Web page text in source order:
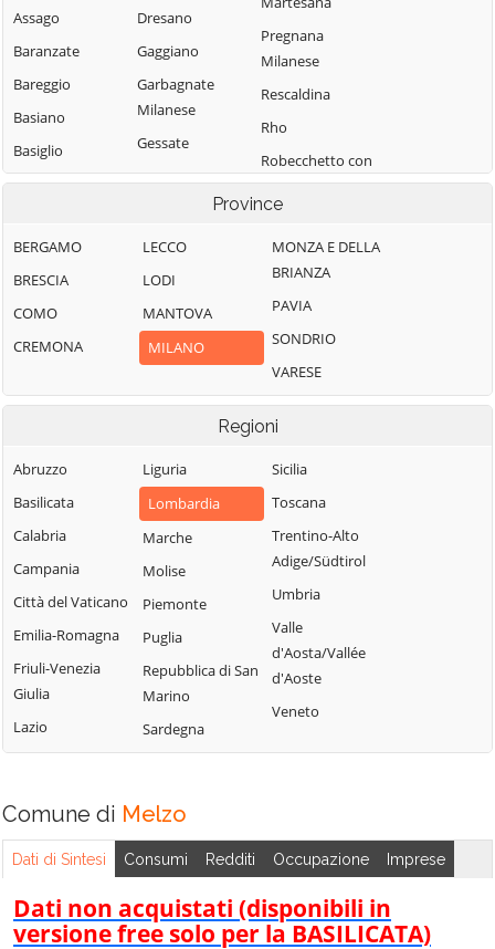
Assago
Baranzate
Bareggio
Basiano
Basiglio
Bellinzago
Bernate Ticino
Besate
Binasco
Boffalora sopra
Bollate
Bubbiano
Buccinasco
Buscate
Bussero
Busto Garolfo
Calvignasco
Cambiago
Canegrate
Carpiano
Cassano d'Adda
Cassina de'
Pecchi
Dresano
Gaggiano
Garbagnate
Milanese
Gessate
Gorgonzola
Gudo Visconti
Inveruno
Inzago
Lacchiarella
Legnano
Locate di Triulzi
Magenta
Magnago
Marcallo con
Casone
Masate
Mediglia
Melegnano
Melzo
Milano
Motta Visconti
Nerviano
Nosate
Pregnana
Milanese
Rescaldina
Rho
Robecchetto con
Induno
Naviglio
Rodano
Rosate
Rozzano
San Colombano
al Lambro
San Donato
Milanese
San Giorgio su
Legnano
San Giuliano
Olona
San Zenone al
Ticino
Senago
Giovanni
Province
BERGAMO
BRESCIA
COMO
CREMONA
LECCO
LODI
MANTOVA
MILANO
MONZA E DELLA
BRIANZA
PAVIA
SONDRIO
VARESE
Regioni
Abruzzo
Basilicata
Calabria
Campania
Città del Vaticano
Emilia-Romagna
Friuli-Venezia
Giulia
Lazio
Liguria
Lombardia
Marche
Molise
Piemonte
Puglia
Repubblica di San
Marino
Sardegna
Sicilia
Toscana
Trentino-Alto
Adige/Südtirol
Umbria
Valle
d'Aosta/Vallée
d'Aoste
Veneto
Comune di Melzo
Dati di Sintesi Consumi Redditi Occupazione Imprese
Dati non acquistati (disponibili in
versione free solo per la BASILICATA)